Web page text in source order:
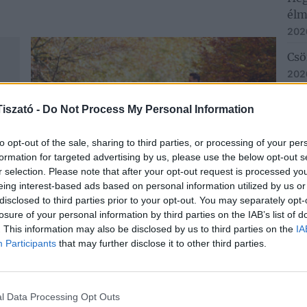
- Do Not Process My Personal Information
opt-out of the sale, sharing to third parties, or processing of your
for targeted advertising by us, please use the below opt-out
selection. Please note that after your opt-out request is processed
interest-based ads based on personal information utilized by us
to third parties prior to your opt-out. You may separately
of your personal information by third parties on the IAB’s list of
This information may also be disclosed by us to third parties on the
Participants that may further disclose it to other third parties.
Data Processing Opt Outs
Hétvégi programajánló a Tisza-
tónál
2024. november 6.
Az ősz varázslatos időszak, amikor a
természet színei és hangulatai különleges
vörösre és barnára változnak, és a